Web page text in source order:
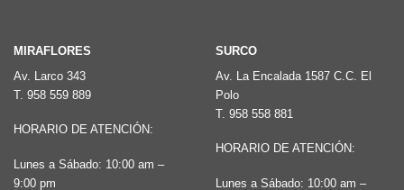
MIRAFLORES
Av. Larco 343
T. 958 559 889
HORARIO DE ATENCIÓN:
Lunes a Sábado: 10:00 am –
9:00 pm
SURCO
Av. La Encalada 1587 C.C. El
Polo
T. 958 558 881
HORARIO DE ATENCIÓN:
Lunes a Sábado: 10:00 am –